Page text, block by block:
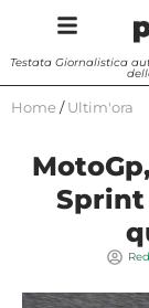
Testata Giornalistica
Home / Ultim'ora
Sprint